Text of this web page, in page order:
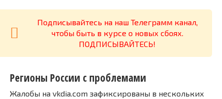
Подписывайтесь на наш Телеграмм канал,
чтобы быть в курсе о новых сбоях.
ПОДПИСЫВАЙТЕСЬ!
Регионы России с проблемами
Жалобы на vkdia.com зафиксированы в нескольких